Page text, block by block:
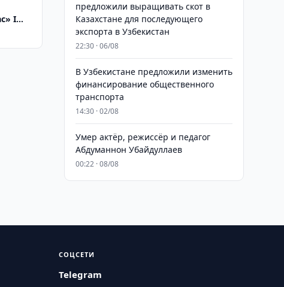
I
предложили выращивать скот в
Казахстане для последующего
экспорта в Узбекистан
22:30 · 06/08
В Узбекистане предложили изменить
финансирование общественного
транспорта
14:30 · 02/08
Умер актёр, режиссёр и педагог
Абдуманнон Убайдуллаев
00:22 · 08/08
СОЦСЕТИ
Telegram